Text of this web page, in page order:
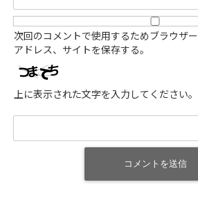
次回のコメントで使用するためブラウザ
アドレス、サイトを保存する。
上に表示された文字を入力してください。